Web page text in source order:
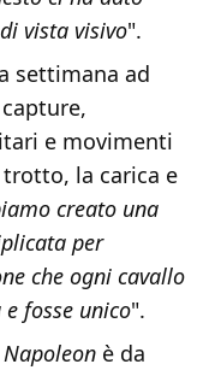
vista visivo".
settimana ad
e movimenti
la carica e
creato una
per
che ogni cavallo
fosse unico".
Napoleon è da